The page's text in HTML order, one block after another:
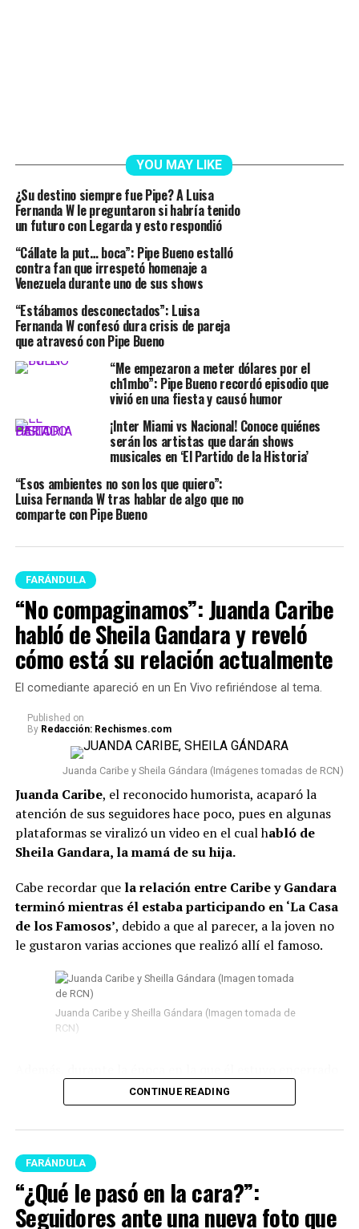
YOU MAY LIKE
¿Su destino siempre fue Pipe? A Luisa
Fernanda W le preguntaron si habría tenido
un futuro con Legarda y esto respondió
“Cállate la put… boca”: Pipe Bueno estalló
contra fan que irrespetó homenaje a
Venezuela durante uno de sus shows
“Estábamos desconectados”: Luisa
Fernanda W confesó dura crisis de pareja
que atravesó con Pipe Bueno
“Me empezaron a meter dólares por el
ch1mbo”: Pipe Bueno recordó episodio que
vivió en una fiesta y causó humor
¡Inter Miami vs Nacional! Conoce quiénes
serán los artistas que darán shows
musicales en ‘El Partido de la Historia’
“Esos ambientes no son los que quiero”:
Luisa Fernanda W tras hablar de algo que no
comparte con Pipe Bueno
FARÁNDULA
“No compaginamos”: Juanda Caribe
habló de Sheila Gandara y reveló
cómo está su relación actualmente
El comediante apareció en un En Vivo refiriéndose al tema.
Published on
By Redacción: Rechismes.com
Juanda Caribe y Sheila Gándara (Imágenes tomadas de RCN)
Juanda Caribe, el reconocido humorista, acaparó la
atención de sus seguidores hace poco, pues en algunas
plataformas se viralizó un video en el cual habló de
Sheila Gandara, la mamá de su hija.
Cabe recordar que la relación entre Caribe y Gandara
terminó mientras él estaba participando en ‘La Casa
de los Famosos’, debido a que al parecer, a la joven no
le gustaron varias acciones que realizó allí el famoso.
Juanda Caribe y Sheilla Gándara (Imagen tomada de
RCN)
varios rumores de infidelidad
poco, en las últimas semanas del programa Juanda
empezó a tener acercamientos intensos con Mariana
Lee también: “¿Qué le pasó en la cara?”:
Seguidores ante una nueva foto que se conoció de
Epa Colombia desde prisión
CONTINUE READING
FARÁNDULA
“¿Qué le pasó en la cara?”:
Seguidores ante una nueva foto que